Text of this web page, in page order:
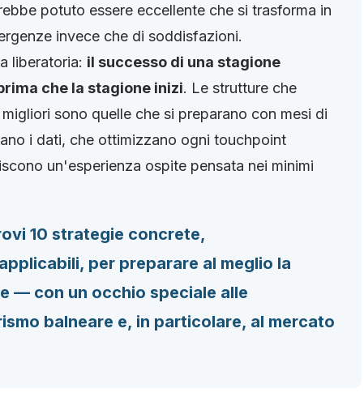
potuto essere eccellente che si trasforma in
invece che di soddisfazioni.
liberatoria: il successo di una stagione
che la stagione inizi. Le strutture che
sono quelle che si preparano con mesi di
i dati, che ottimizzano ogni touchpoint
un'esperienza ospite pensata nei minimi
10 strategie concrete,
per preparare al meglio la
— con un occhio speciale alle
balneare e, in particolare, al mercato